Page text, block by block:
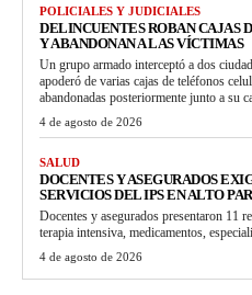
POLICIALES Y JUDICIALES
DELINCUENTES ROBAN CAJAS
Y ABANDONAN A LAS VÍCTIMAS
Un grupo armado interceptó a dos
apoderó de varias cajas de teléfonos
abandonadas posteriormente junto a su
4 de agosto de 2026
SALUD
DOCENTES Y ASEGURADOS
SERVICIOS DEL IPS EN ALTO
Docentes y asegurados presentaron 11
terapia intensiva, medicamentos,
4 de agosto de 2026